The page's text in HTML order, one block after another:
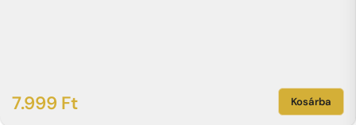
7.999 Ft Kosárba